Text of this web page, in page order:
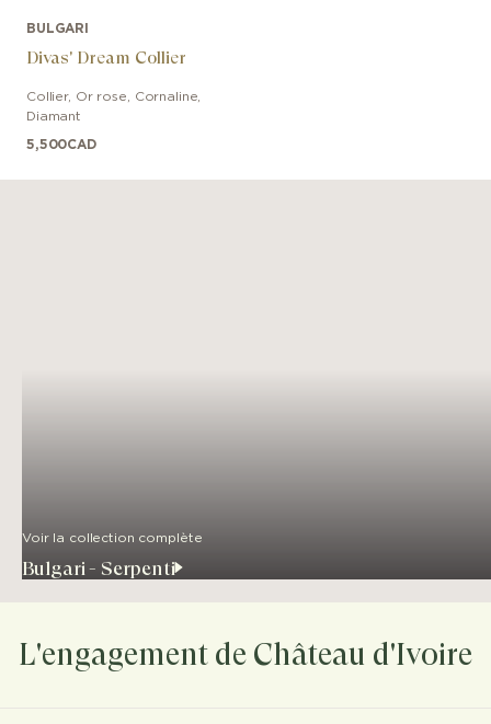
BULGARI
Divas' Dream Collier
Collier, Or rose
Cornaline,
Diamant
5,500CAD
Voir la collection complète
Bulgari - Serpenti
L'engagement de Château d'Ivoire